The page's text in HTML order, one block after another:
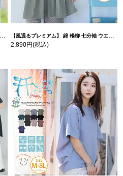
【風通るプレミアム】 綿 楊柳 七分袖 ウエストギャザー ブラウス | 大きいサイズの通販ならハッピーマリリン
2,890円(税込)